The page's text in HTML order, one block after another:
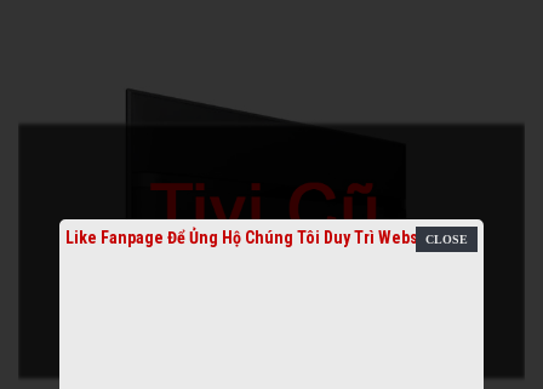
Like Fanpage Để Ủng Hộ Chúng Tôi Duy Trì Website